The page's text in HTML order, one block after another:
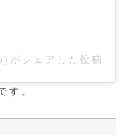
シェアした投稿
す。